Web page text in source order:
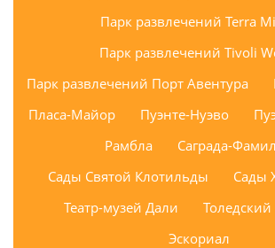
Парк развлечений Terra
Парк развлечений Tivoli
Парк развлечений Порт Авентура
Пласа-Майор
Пуэнте-Нуэво
Рамбла
Саграда-
Сады Святой Клотильды
Сады
Театр-музей Дали
Толедский
Эскориал